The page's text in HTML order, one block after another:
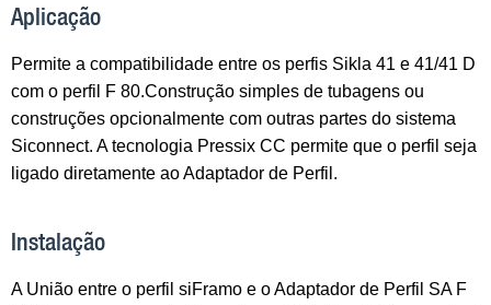
Aplicação
Permite a compatibilidade entre os perfis Sikla 41 e 41/41 D
com o perfil F 80.Construção simples de tubagens ou
construções opcionalmente com outras partes do sistema
Siconnect. A tecnologia Pressix CC permite que o perfil seja
ligado diretamente ao Adaptador de Perfil.
Instalação
A União entre o perfil siFramo e o Adaptador de Perfil SA F